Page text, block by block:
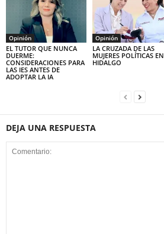
Opinión
EL TUTOR QUE NUNCA
DUERME:
CONSIDERACIONES PARA
LAS IES ANTES DE
ADOPTAR LA IA
Opinión
LA CRUZADA DE LAS
MUJERES POLÍTICAS EN
HIDALGO
DEJA UNA RESPUESTA